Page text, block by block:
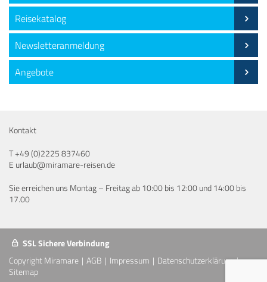
Reisekatalog
Newsletteranmeldung
Angebote
Kontakt
T+49 (0)2225 837460
E urlaub@miramare-reisen.de
Sie erreichen uns Montag – Freitag ab 10:00 bis 12:00 und 14:00 bis
17.00
SSL Sichere Verbindung
Copyright Miramare
AGB Impressum
Datenschutzerklärung
Sitemap